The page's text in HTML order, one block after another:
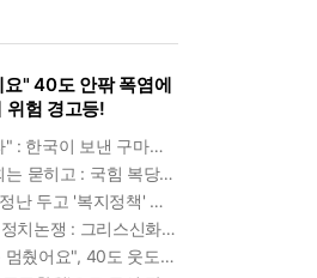
" 40도 안팎 폭염에
위험 경고등!
"한국산 물은 변기 물로 써라" : 한국이 보낸 구마모토 지진 구호품에 한 일본인의 '어처구니 없는' 반응
필리버스터는 밀리고 토론회는 묻히고 : 국힘 복당 원하는 한동훈, '검사 정치'의 한계만 드러내나
경기지사 추미애, 경기도 재정난 두고 '복지정책' 탓하는 시선에 정면 반박 : "고령자와 아이 인구 급증"
영화 '오디세이'에 난데없는 정치논쟁 : 그리스신화 공간에서 '트럼프 전쟁의 참혹함'이 보인다
"갑자기 사무실 에어컨 작동 멈췄어요", 40도 웃도는 기온에 에어컨도 숨이 찬다